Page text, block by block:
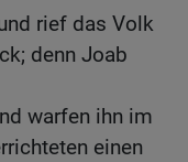
rief das Volk
denn Joab
warfen ihn im
einen